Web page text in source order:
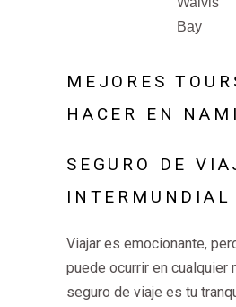
Bay
MEJORES
HACER EN
SEGURO DE
INTERMUNDIAL
Viajar es emocionante,
puede ocurrir en cualquier
seguro de viaje es tu